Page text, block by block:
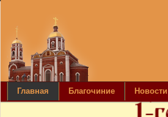
Главная Благочиние Новости